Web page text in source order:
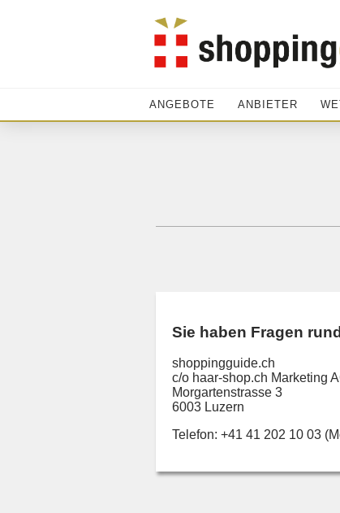
ANGEBOTE ANBIETER
Sie haben Fragen
shoppingguide.ch
c/o haar-shop.ch Marketing
Morgartenstrasse 3
6003 Luzern
Telefon: +41 41 202 10 03